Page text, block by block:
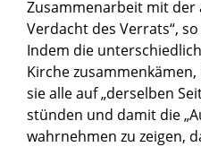
Zusammenarbeit mit der
Verdacht des Verrats“,
Indem die
Kirche
sie alle auf „derselben
stünden und damit die
wahrnehmen zu zeigen,